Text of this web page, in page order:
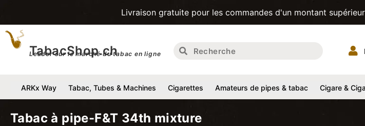
Livraison gratuite pour les commandes d'un montant supérieur à
TabacShop.ch
Leader sur le marché du tabac en ligne
ARKx Way Tabac, Tubes & Machines Cigarettes Amateurs de pipes & tabac Cigare &
Tabac à pipe-F&T 34th mixture